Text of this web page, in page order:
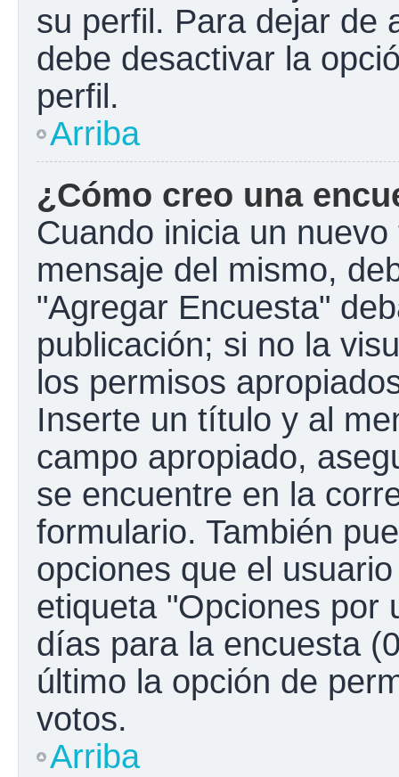
su perfil. Para dejar de
debe desactivar la
perfil.
Arriba
¿Cómo creo una
Cuando inicia un
mensaje del mismo,
"Agregar Encuesta"
publicación; si no la
los permisos
Inserte un título y al
campo apropiado,
se encuentre en la
formulario. También
opciones que el
etiqueta "Opciones por
días para la encuesta
último la opción de
votos.
Arriba